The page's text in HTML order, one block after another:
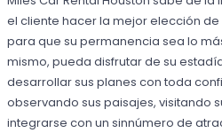
el cliente hacer la mejor elección
para que su permanencia sea lo
mismo, pueda disfrutar de su
desarrollar sus planes con toda
observando sus paisajes, visitando
integrarse con un sinnúmero de